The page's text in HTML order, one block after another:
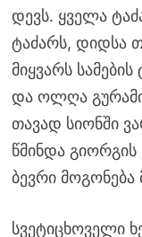
დევს. ყველა
ტაძარს, დიდსა
მიყვარს
და ოლღა
თავად სიონში
წმინდა გიორგის
ბევრი მოგონება
სვეტიცხოველი